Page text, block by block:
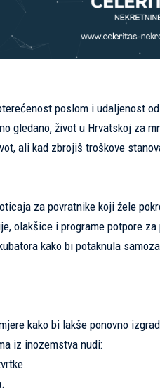
poslom i udaljenost
gledano, život u Hrvatskoj za
ali kad zbrojiš troškove
za povratnike koji žele
olakšice i programe potpore
kako bi potaknula
kako bi lakše ponovno
iz inozemstva nudi: